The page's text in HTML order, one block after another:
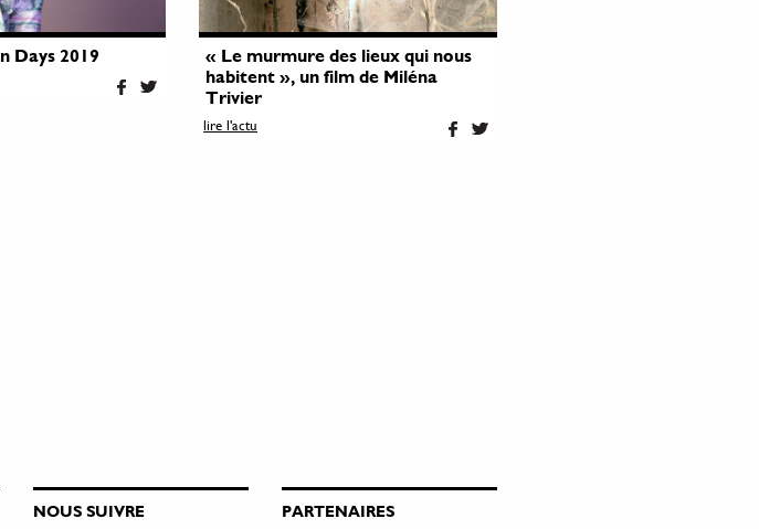
Days 2019
« Le murmure des lieux qui nous
habitent », un film de Miléna
Trivier
lire l'actu
NOUS SUIVRE PARTENAIRES